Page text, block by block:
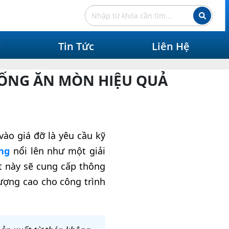
Tin Tức Liên Hệ
ĂN MÒN HIỆU QUẢ
giá đỡ là yêu cầu kỹ
nổi lên như một giải
sẽ cung cấp thông
cao cho công trình